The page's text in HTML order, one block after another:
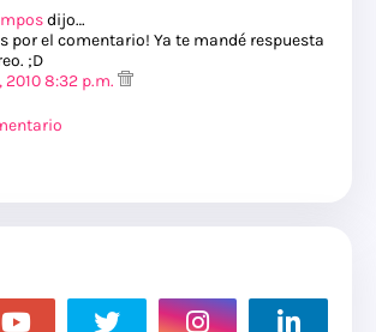
dijo…
por el comentario! Ya te mandé respuesta
;D
2010 8:32 p.m.